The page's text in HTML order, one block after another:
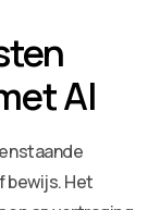
AI
bewijs. Het